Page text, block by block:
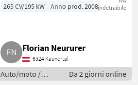
indetraibile
265 CV/195 kW Anno prod. 2008
Florian Neururer
6524 Kaunertal
Auto/moto /
Da 2 giorni online